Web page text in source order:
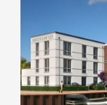
Bestaande bouw
Nieuwbouw
Bedrijfsaanbod
Huuraanbod